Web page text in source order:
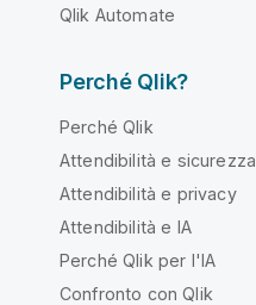
Qlik Automate
Perché Qlik?
Perché Qlik
Attendibilità e sicurezza
Attendibilità e privacy
Attendibilità e IA
Perché Qlik per l'IA
Confronto con Qlik